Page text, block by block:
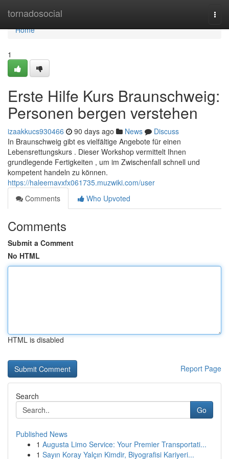
tornadosocial
Home
Home
1
Erste Hilfe Kurs Braunschweig:
Personen bergen verstehen
izaakkucs930466 90 days ago News
Discuss
In Braunschweig gibt es vielfältige Angebote für einen
Lebensrettungskurs . Dieser Workshop vermittelt Ihnen
grundlegende Fertigkeiten , um im Zwischenfall schnell und
kompetent handeln zu können.
https://haleemavxfx061735.muzwiki.com/user
Comments
Who Upvoted
Comments
Submit a Comment
No HTML
HTML is disabled
Report Page
Search
Go
Published News
1 Augusta Limo Service: Your Premier Transportati...
1 Sayın Koray Yalçın Kimdir, Biyografisi Kariyeri...